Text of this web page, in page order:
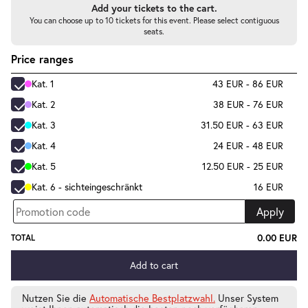
La Bohème
Sa.
Tickets
La Bohème-
Mi.
03.02.2027
Mi. 03.02.2027
Tickets
Add your tickets to the cart.
You can choose up to 10 tickets for this event. Please select contiguous
seats.
Price ranges
Kat. 1
43 EUR - 86 EUR
Kat. 2
38 EUR - 76 EUR
Kat. 3
31.50 EUR - 63 EUR
Kat. 4
24 EUR - 48 EUR
Kat. 5
12.50 EUR - 25 EUR
Kat. 6 - sichteingeschränkt
16 EUR
Apply
TOTAL 0.00 EUR
Add to cart
Nutzen Sie die Automatische Bestplatzwahl. Unser System